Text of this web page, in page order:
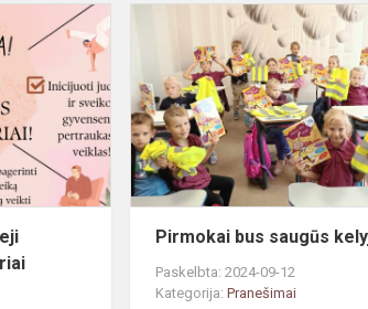
#MepaLietuva.
sveikatos
ambasadoriai
Pirmokai bus saugūs
Paskelbta: 2024-09-12
Kategorija:Pranešimai